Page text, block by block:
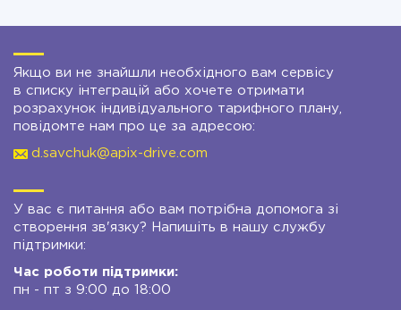
Якщо ви не знайшли необхідного вам сервісу
в списку інтеграцій або хочете отримати
розрахунок індивідуального тарифного плану,
повідомте нам про це за адресою:
d.savchuk@apix-drive.com
У вас є питання або вам потрібна допомога зі
створення зв'язку? Напишіть в нашу службу
підтримки:
Час роботи підтримки:
пн - пт з 9:00 до 18:00